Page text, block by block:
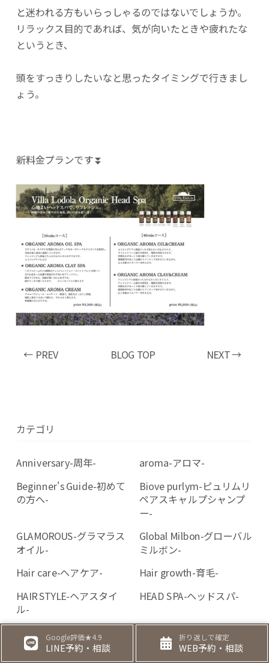
と迷われる方もいらっしゃるのではないでしょうか。
リラックス目的であれば、気が向いたときや疲れたな
というとき、
頭をすっきりしたいなと思ったタイミングで行きまし
ょう。
新料金プランです⏬
← PREV BLOG TOP NEXT →
カテゴリ
Anniversary-周年-
aroma-アロマ-
Beginner's Guide-初めて
の方へ-
Biove purlym-ピュリムリ
ペアスキャルプシャンプ
ー-
GLAMOROUS-グラマラス
オイル-
Global Milbon-グローバル
ミルボン-
Hair care-ヘアケア-
Hair growth-育毛-
HAIR STYLE-ヘアスタイ
ル-
HEAD SPA-ヘッドスパ-
LUVIONA BOTANICAL -ル
ビオナボタニカルカラー-
Men's cuts-メンズカット-
LINE予約・相談
Google評価★4.9
WEB予約・相談
折り返しで確定